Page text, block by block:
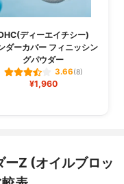
ディーエイチシー)
ダーカバー フィニッシン
グパウダー
3.66(8)
¥1,960
Z (オイルブロッ